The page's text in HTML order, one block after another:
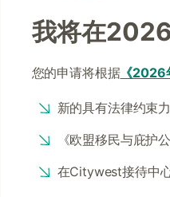
我将在
您的申请将根据《2026
新的具有法律约束
《欧盟移民与庇护
在Citywest接待中